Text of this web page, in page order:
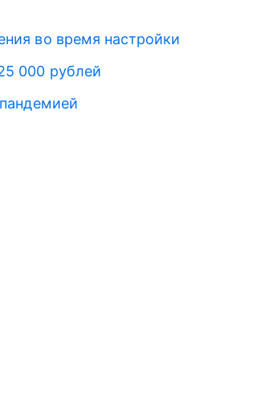
во время настройки
000 рублей